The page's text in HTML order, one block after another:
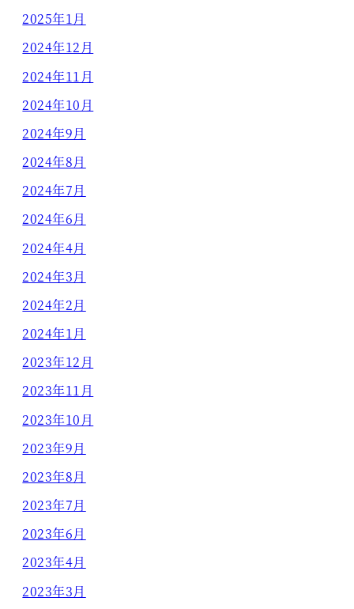
2025年1月
2024年12月
2024年11月
2024年10月
2024年9月
2024年8月
2024年7月
2024年6月
2024年4月
2024年3月
2024年2月
2024年1月
2023年12月
2023年11月
2023年10月
2023年9月
2023年8月
2023年7月
2023年6月
2023年4月
2023年3月